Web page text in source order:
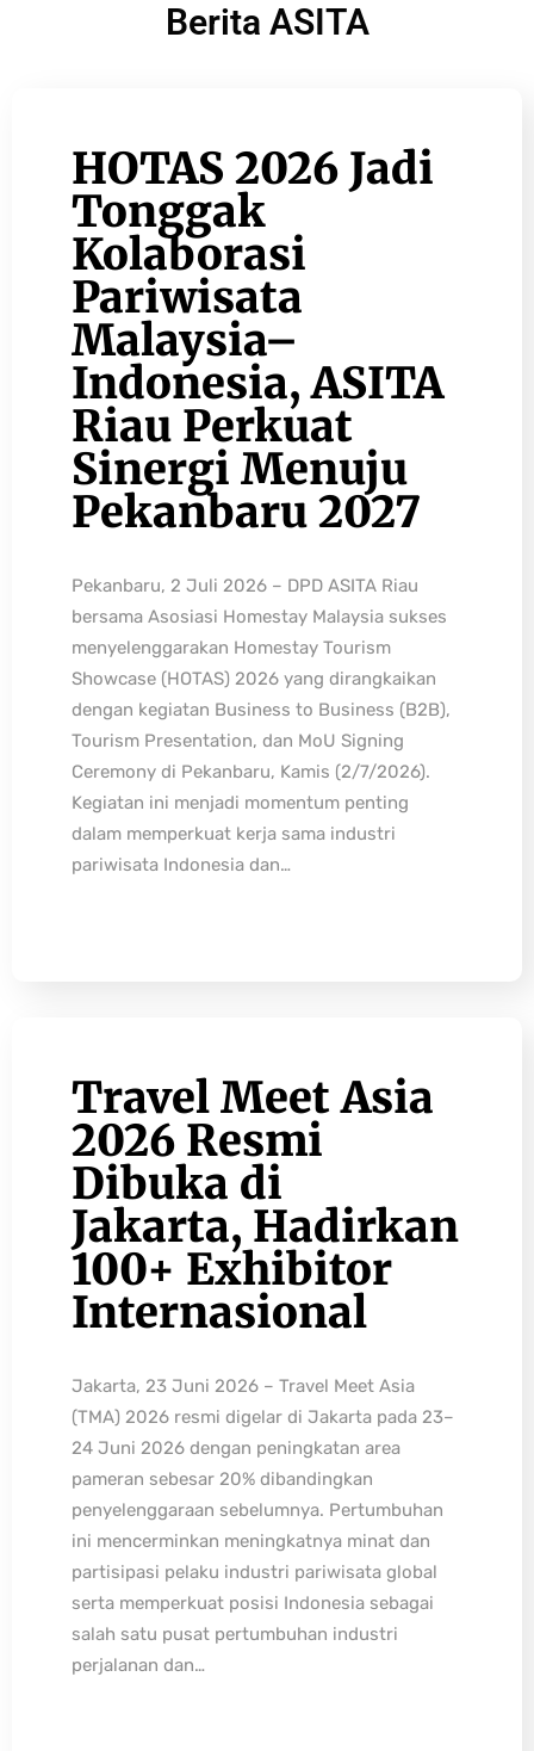
Berita ASITA
HOTAS 2026 Jadi
Tonggak
Kolaborasi
Pariwisata
Malaysia–
Indonesia, ASITA
Riau Perkuat
Sinergi Menuju
Pekanbaru 2027
Pekanbaru, 2 Juli 2026 – DPD ASITA Riau
bersama Asosiasi Homestay Malaysia sukses
menyelenggarakan Homestay Tourism
Showcase (HOTAS) 2026 yang dirangkaikan
dengan kegiatan Business to Business (B2B),
Tourism Presentation, dan MoU Signing
Ceremony di Pekanbaru, Kamis (2/7/2026).
Kegiatan ini menjadi momentum penting
dalam memperkuat kerja sama industri
pariwisata Indonesia dan…
Travel Meet Asia
2026 Resmi
Dibuka di
Jakarta, Hadirkan
100+ Exhibitor
Internasional
Jakarta, 23 Juni 2026 – Travel Meet Asia
(TMA) 2026 resmi digelar di Jakarta pada 23–
24 Juni 2026 dengan peningkatan area
pameran sebesar 20% dibandingkan
penyelenggaraan sebelumnya. Pertumbuhan
ini mencerminkan meningkatnya minat dan
partisipasi pelaku industri pariwisata global
serta memperkuat posisi Indonesia sebagai
salah satu pusat pertumbuhan industri
perjalanan dan…